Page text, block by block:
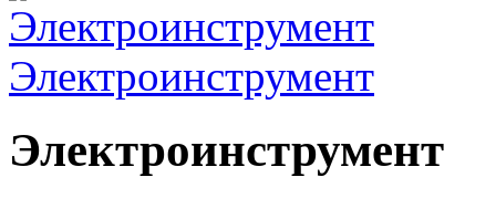
Электроинструмент
Электроинструмент